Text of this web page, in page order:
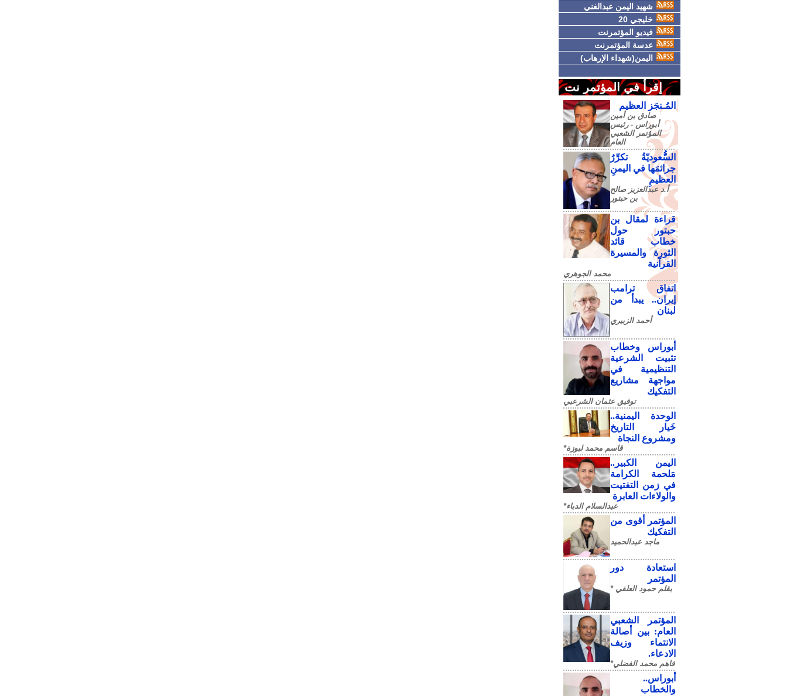
شهيد اليمن عبدالغني
خليجي 20
فيديو المؤتمرنت
عدسة المؤتمرنت
اليمن(شهداء الإرهاب)
إقرأ في المؤتمر نت
المُـنجَز العظيم
صادق‮ ‬بن‮ ‬أمين‮
‬أبوراس - رئيس‮
‬المؤتمر‮ ‬الشعبي‮
‬العام
السُّعوديّةُ تكرِّرُ
جرائمَها في اليمنِ
العظيمِ
أ.د عبدالعزيز صالح
بن حبتور
قراءة لمقال بن
حبتور حول
خطاب قائد
الثورة والمسيرة
القرآنية
محمد الجوهري
اتفاق ترامب
إيران.. يبدأ من
لبنان
أحمد الزبيري
أبوراس وخطاب
تثبيت الشرعية
التنظيمية في
مواجهة مشاريع
التفكيك
توفيق عثمان الشرعبي
الوحدة اليمنية..
خَيار التاريخ
ومشروع النجاة
قاسم محمد لبوزة*
​اليمن الكبير..
مَلحمة الكرامة
في زمن التفتيت
والولاءات العابرة
عبدالسلام الدباء*
المؤتمر أقوى من
التفكيك
ماجد عبدالحميد
استعادة دور
المؤتمر
بقلم حمود العلفي *
المؤتمر الشعبي
العام: بين أصالة
الانتماء وزيف
الادعاء.
فاهم محمد الفضلي*
أبوراس..
والخطاب